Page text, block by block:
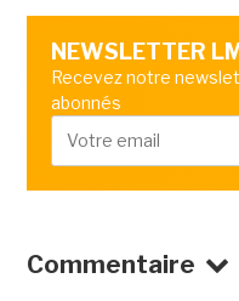
NEWSLETTER LMI
Recevez notre
abonnés
Commentaire